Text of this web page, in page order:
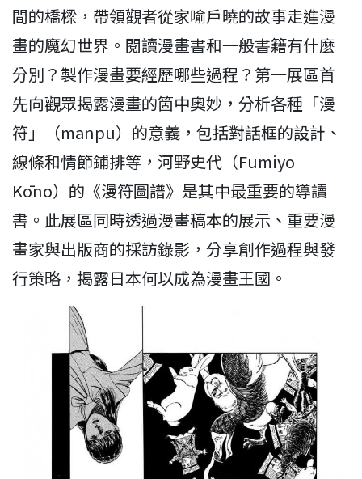
間的橋樑，帶領觀者從家喻戶曉的故事走進漫
畫的魔幻世界。閱讀漫畫書和一般書籍有什麼
分別？製作漫畫要經歷哪些過程？第一展區首
先向觀眾揭露漫畫的箇中奧妙，分析各種「漫
符」（manpu）的意義，包括對話框的設計、
線條和情節鋪排等，河野史代（Fumiyo
Kōno）的《漫符圖譜》是其中最重要的導讀
書。此展區同時透過漫畫稿本的展示、重要漫
畫家與出版商的採訪錄影，分享創作過程與發
行策略，揭露日本何以成為漫畫王國。